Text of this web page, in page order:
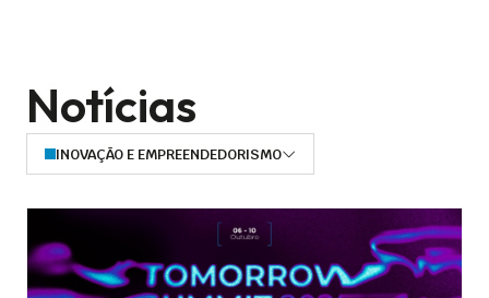
Notícias
INOVAÇÃO E EMPREENDEDORISMO